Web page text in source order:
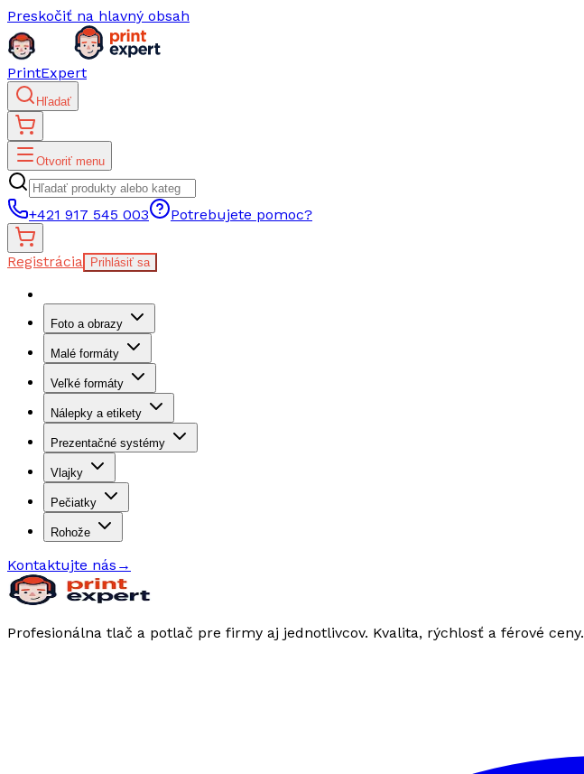
Preskočiť na hlavný obsah
PrintExpert
Hľadať
Otvoriť menu
+421 917 545 003 Potrebujete pomoc?
Registrácia Prihlásiť sa
Foto a obrazy
Malé formáty
Veľké formáty
Nálepky a etikety
Prezentačné systémy
Vlajky
Pečiatky
Rohože
Kontaktujte nás →
Profesionálna tlač a potlač pre firmy aj jednotlivcov. Kvalita, rýchlosť a férové ceny.